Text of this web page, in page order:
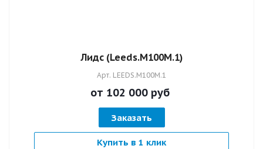
Лидс (Leeds.M100M.1)
Арт. LEEDS.M100M.1
от 102 000 руб
Заказать
Купить в 1 клик